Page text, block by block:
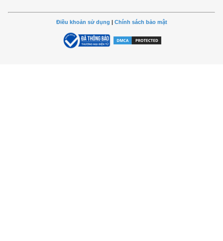
Điều khoản sử dụng | Chính sách bảo mật